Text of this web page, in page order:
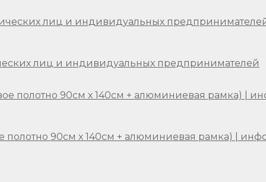
лиц и индивидуальных предпринимателей
полотно 90см х 140см + алюминиевая рамка) |